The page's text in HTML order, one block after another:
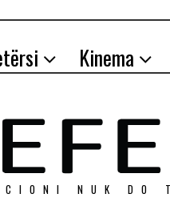
Kinema
NUK DO